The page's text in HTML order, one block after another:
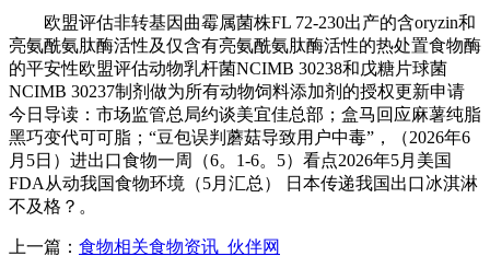
欧盟评估非转基因曲霉属菌株FL 72-230出产的含oryzin和
亮氨酰氨肽酶活性及仅含有亮氨酰氨肽酶活性的热处置食物酶
的平安性欧盟评估动物乳杆菌NCIMB 30238和戊糖片球菌
NCIMB 30237制剂做为所有动物饲料添加剂的授权更新申请
今日导读：市场监管总局约谈美宜佳总部；盒马回应麻薯纯脂
黑巧变代可可脂；“豆包误判蘑菇导致用户中毒”，（2026年6
月5日）进出口食物一周（6。1-6。5）看点2026年5月美国
FDA从动我国食物环境（5月汇总） 日本传递我国出口冰淇淋
不及格？。
上一篇： 食物相关食物资讯_伙伴网